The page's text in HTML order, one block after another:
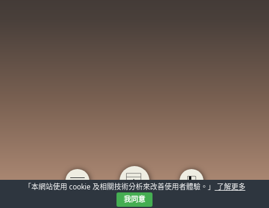
「本網站使用 cookie 及相關技術分析來改善使用者體驗。」
了解更多
我同意